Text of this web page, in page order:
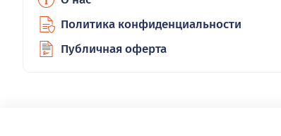
Политика конфиденциальности
Публичная оферта